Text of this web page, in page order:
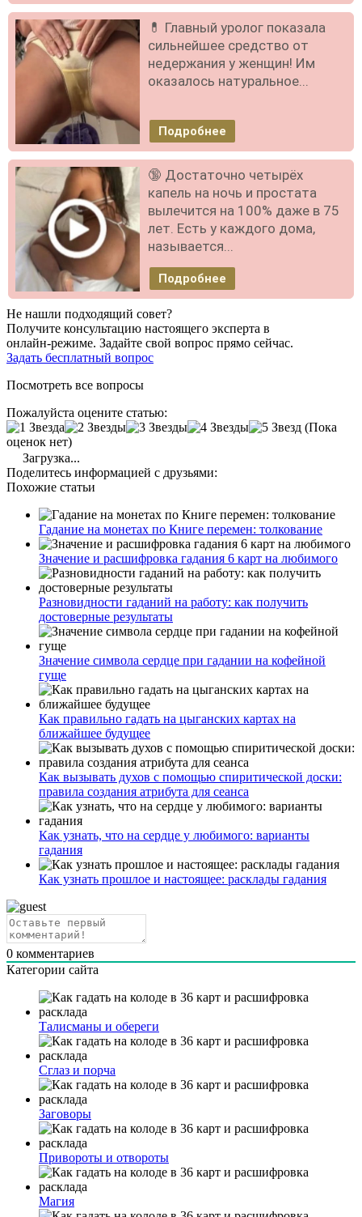
💊 Главный уролог показала
сильнейшее средство от
недержания у женщин! Им
оказалось натуральное...
Подробнее
🔞 Достаточно четырёх
капель на ночь и простата
вылечится на 100% даже в 75
лет. Есть у каждого дома,
называется...
Подробнее
Не нашли подходящий совет?
Получите консультацию настоящего эксперта в
онлайн-режиме. Задайте свой вопрос прямо сейчас.
Задать бесплатный вопрос
Посмотреть все вопросы
Пожалуйста оцените статью:
(Пока
оценок нет)
Загрузка...
Поделитесь информацией с друзьями:
Похожие статьи
Гадание на монетах по Книге перемен: толкование
Значение и расшифровка гадания 6 карт на любимого
Разновидности гаданий на работу: как получить
достоверные результаты
Значение символа сердце при гадании на кофейной
гуще
Как правильно гадать на цыганских картах на
ближайшее будущее
Как вызывать духов с помощью спиритической доски:
правила создания атрибута для сеанса
Как узнать, что на сердце у любимого: варианты
гадания
Как узнать прошлое и настоящее: расклады гадания
0 комментариев
Категории сайта
Талисманы и обереги
Сглаз и порча
Заговоры
Привороты и отвороты
Магия